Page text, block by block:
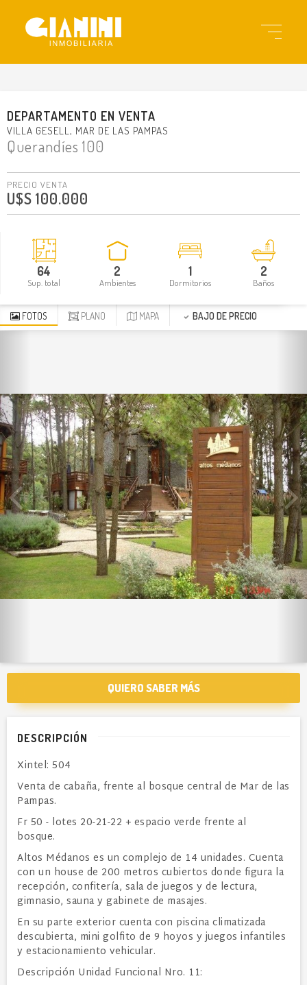
DEPARTAMENTO EN VENTA
VILLA GESELL MAR DE LAS PAMPAS
Querandíes 100
PRECIO VENTA
U$S 100.000
64
Sup. total
2
Ambientes
1
Dormitorios
2
Baños
FOTOS PLANO MAPA BAJO DE PRECIO
QUIERO SABER MÁS
DESCRIPCIÓN
Xintel: 504
Venta de cabaña, frente al bosque central de Mar de las
Pampas.
Fr 50 - lotes 20-21-22 + espacio verde frente al
bosque.
Altos Médanos es un complejo de 14 unidades. Cuenta
con un house de 200 metros cubiertos donde figura la
recepción, confitería, sala de juegos y de lectura,
gimnasio, sauna y gabinete de masajes.
En su parte exterior cuenta con piscina climatizada
descubierta, mini golfito de 9 hoyos y juegos infantiles
y estacionamiento vehicular.
Descripción Unidad Funcional Nro. 11: